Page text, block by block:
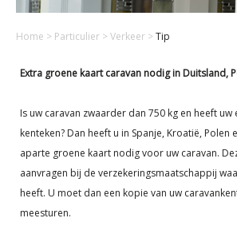
Home > Particulier >Verkeer >Tip
Extra groene kaart caravan nodig in Duitsland,
Is uw caravan zwaarder dan 750 kg en heeft uw
kenteken? Dan heeft u in Spanje, Kroatië, Polen
aparte groene kaart nodig voor uw caravan.
aanvragen bij de verzekeringsmaatschappij
heeft. U moet dan een kopie van uw
meesturen.